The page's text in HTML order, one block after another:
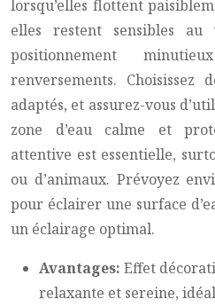
lorsqu’elles flottent
elles restent sensibles
positionnement
renversements. Choisissez
adaptés, et assurez-vous
zone d’eau calme et
attentive est essentielle,
ou d’animaux. Prévoyez
pour éclairer une surface
un éclairage optimal.
Avantages: Effet
relaxante et sereine,